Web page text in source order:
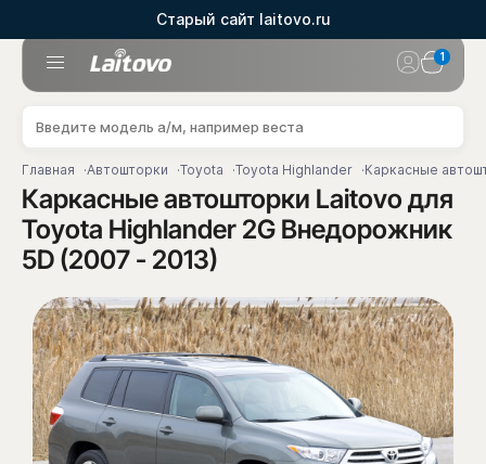
Старый сайт laitovo.ru
1
Главная Автошторки Toyota Toyota Highlander Каркасные
Каркасные автошторки Laitovo для
Toyota Highlander 2G Внедорожник
5D (2007 - 2013)